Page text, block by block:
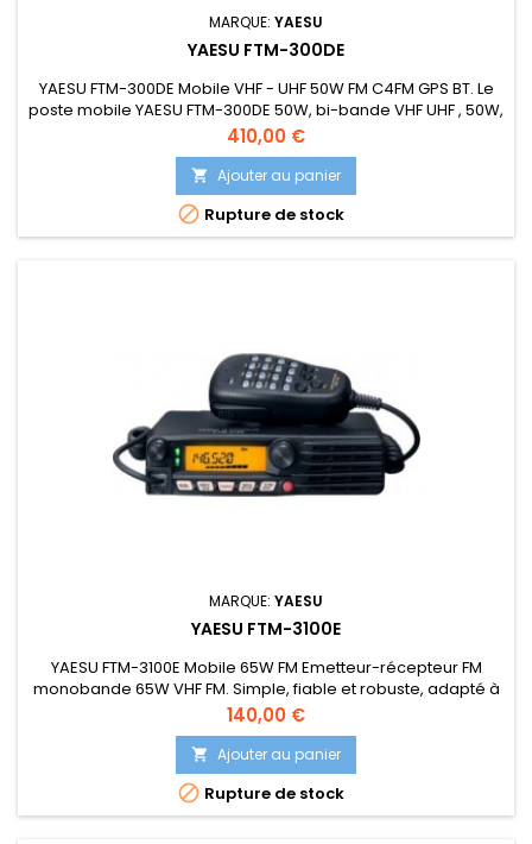
MARQUE: YAESU
YAESU FTM-300DE
YAESU FTM-300DE Mobile VHF - UHF 50W FM C4FM GPS BT. Le
poste mobile YAESU FTM-300DE 50W, bi-bande VHF UHF , 50W,
fonctionne en FM ou C4FM, avec GPS (APRS) et une
télécommande Bluetooth pour être appariée au micro BT de
Yaesu SSM-BT10 ou un autre micro bluetooth pour une
utilisation en mobile. LE FTM-300DE permet une réception en
simultanée sur 2...
Prix
410,00 €
 Ajouter au panier
 Rupture de stock
MARQUE: YAESU
YAESU FTM-3100E
YAESU FTM-3100E Mobile 65W FM Emetteur-récepteur FM
monobande 65W VHF FM. Simple, fiable et robuste, adapté à
toute installation mobile avec son microphone DTMF.
Référence : XAH052N308-0
Prix
140,00 €
 Ajouter au panier
 Rupture de stock